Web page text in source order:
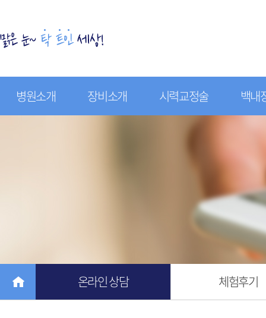
병원소개 장비소개 시력교정술 백내
온라인 상담 체험후기